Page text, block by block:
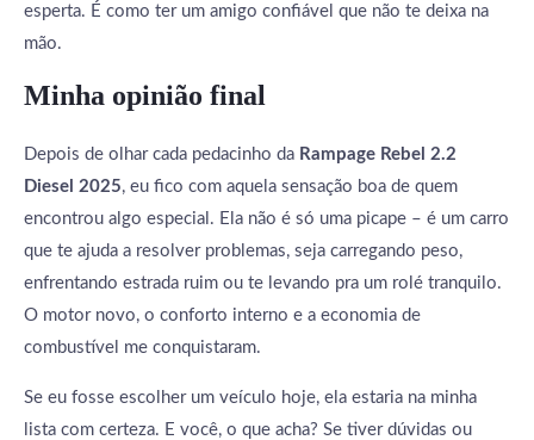
esperta. É como ter um amigo confiável que não te deixa na
mão.
Minha opinião final
Depois de olhar cada pedacinho da Rampage Rebel 2.2
Diesel 2025, eu fico com aquela sensação boa de quem
encontrou algo especial. Ela não é só uma picape – é um carro
que te ajuda a resolver problemas, seja carregando peso,
enfrentando estrada ruim ou te levando pra um rolé tranquilo.
O motor novo, o conforto interno e a economia de
combustível me conquistaram.
Se eu fosse escolher um veículo hoje, ela estaria na minha
lista com certeza. E você, o que acha? Se tiver dúvidas ou